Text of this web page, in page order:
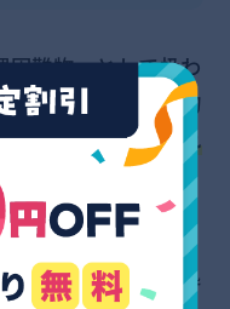
困難物」として扱わ
してもらえる対象物
で収集自体が行われ
器」や「ガラス」
体もありますが、処